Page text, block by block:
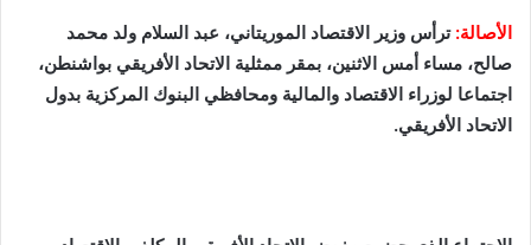
الأصالة: ترأس وزير الاقتصاد الموريتاني، عبد السلام ولد محمد
صالح، مساء أمس الاثنين، بمقر ممثلية الاتحاد الأفريقي بواشنطن،
اجتماعا لوزراء الاقتصاد والمالية ومحافظي البنوك المركزية بدول
الاتحاد الأفريقي.